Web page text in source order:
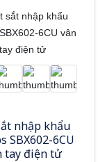
nhập khẩu
SBX602-6CU
tay điện tử